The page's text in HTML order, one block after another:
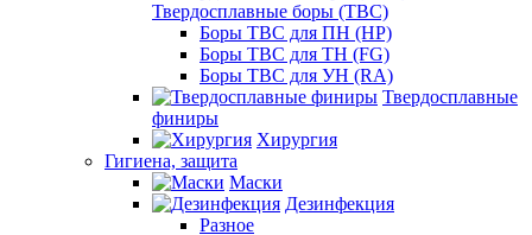
Твердосплавные боры (ТВС)
Боры ТВС для ПН (HP)
Боры ТВС для ТН (FG)
Боры ТВС для УН (RA)
Твердосплавные
финиры
Хирургия
Гигиена, защита
Маски
Дезинфекция
Разное